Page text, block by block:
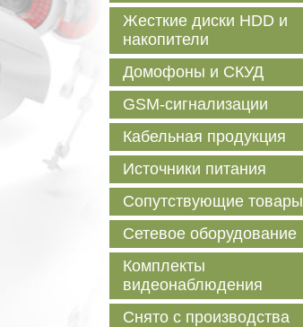
Жесткие диски HDD и
накопители
Домофоны и СКУД
GSM-сигнализации
Кабельная продукция
Источники питания
Сопутствующие товары
Сетевое оборудование
Комплекты
видеонаблюдения
Снято с производства